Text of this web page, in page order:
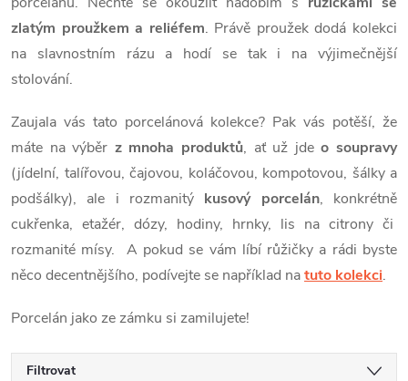
zlatým proužkem a reliéfem. Právě proužek dodá kolekci
na slavnostním rázu a hodí se tak i na výjimečnější
stolování.
Zaujala vás tato porcelánová kolekce? Pak vás potěší, že
máte na výběr z mnoha produktů, ať už jdeo soupravy
(jídelní, talířovou, čajovou, koláčovou, kompotovou, šálky a
podšálky), ale i rozmanitý kusový porcelán, konkrétně
cukřenka, etažér, dózy, hodiny, hrnky, lis na citrony či
rozmanité mísy. A pokud se vám líbí růžičky a rádi byste
něco decentnějšího, podívejte se například natuto kolekci.
Porcelán jako ze zámku si zamilujete!
Filtrovat